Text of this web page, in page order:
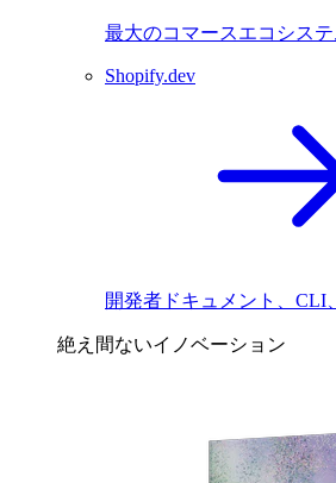
最大のコマースエコシステ
Shopify.dev
開発者ドキュメント、CLI
絶え間ないイノベーション